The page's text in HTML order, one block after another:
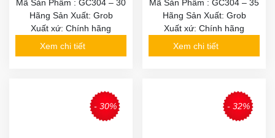
Mã Sản Phẩm : GC304 – 30
Hãng Sản Xuất: Grob
Xuất xứ: Chính hãng
Xem chi tiết
Mã Sản Phẩm : GC304 – 35
Hãng Sản Xuất: Grob
Xuất xứ: Chính hãng
Xem chi tiết
- 30% - 32%